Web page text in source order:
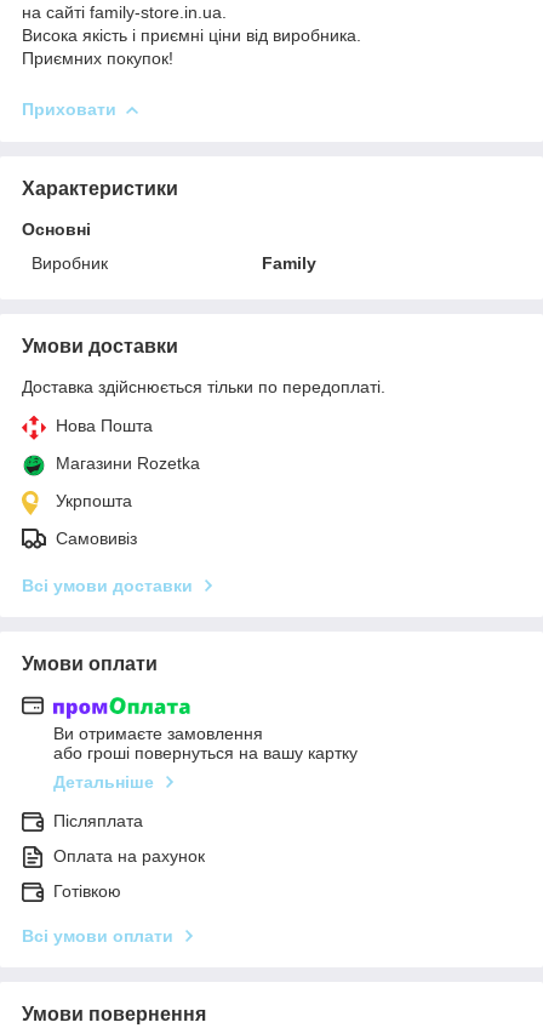
на сайті family-store.in.ua.
Висока якість і приємні ціни від виробника.
Приємних покупок!
Приховати
Характеристики
Основні
Виробник
Family
Умови доставки
Доставка здійснюється тільки по передоплаті.
Нова Пошта
Магазини Rozetka
Укрпошта
Самовивіз
Всі умови доставки
Умови оплати
Ви отримаєте замовлення
або гроші повернуться на вашу картку
Детальніше
Післяплата
Оплата на рахунок
Готівкою
Всі умови оплати
Умови повернення